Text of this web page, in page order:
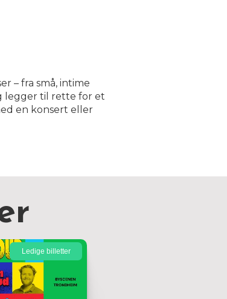
– fra små, intime
legger til rette for et
en konsert eller
Ledige billetter